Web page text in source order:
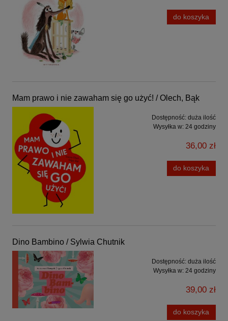
do koszyka
Mam prawo i nie zawaham się go użyć! / Olech, Bąk
Dostępność: duża ilość
Wysyłka w: 24 godziny
36,00 zł
do koszyka
Dino Bambino / Sylwia Chutnik
Dostępność: duża ilość
Wysyłka w: 24 godziny
39,00 zł
do koszyka